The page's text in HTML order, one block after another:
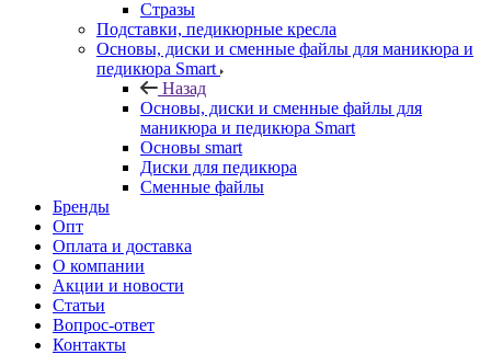
Стразы
Подставки, педикюрные кресла
Основы, диски и сменные файлы для маникюра и
педикюра Smart
Назад
Основы, диски и сменные файлы для
маникюра и педикюра Smart
Основы smart
Диски для педикюра
Сменные файлы
Бренды
Опт
Оплата и доставка
О компании
Акции и новости
Статьи
Вопрос-ответ
Контакты